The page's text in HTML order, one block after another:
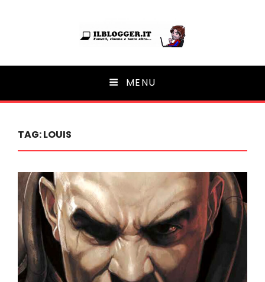
Ilblogger.it
Il portalino di blog | MENU
TAG:LOUIS